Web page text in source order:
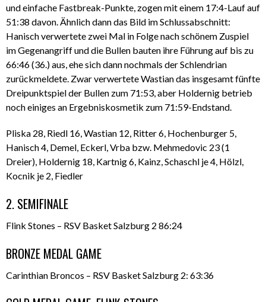
und einfache Fastbreak-Punkte, zogen mit einem 17:4-Lauf auf
51:38 davon. Ähnlich dann das Bild im Schlussabschnitt:
Hanisch verwertete zwei Mal in Folge nach schönem Zuspiel
im Gegenangriff und die Bullen bauten ihre Führung auf bis zu
66:46 (36.) aus, ehe sich dann nochmals der Schlendrian
zurückmeldete. Zwar verwertete Wastian das insgesamt fünfte
Dreipunktspiel der Bullen zum 71:53, aber Holdernig betrieb
noch einiges an Ergebniskosmetik zum 71:59-Endstand.
Pliska 28, Riedl 16, Wastian 12, Ritter 6, Hochenburger 5,
Hanisch 4, Demel, Eckerl, Vrba bzw. Mehmedovic 23 (1
Dreier), Holdernig 18, Kartnig 6, Kainz, Schaschl je 4, Hölzl,
Kocnik je 2, Fiedler
2. SEMIFINALE
Flink Stones – RSV Basket Salzburg 2 86:24
BRONZE MEDAL GAME
Carinthian Broncos – RSV Basket Salzburg 2: 63:36